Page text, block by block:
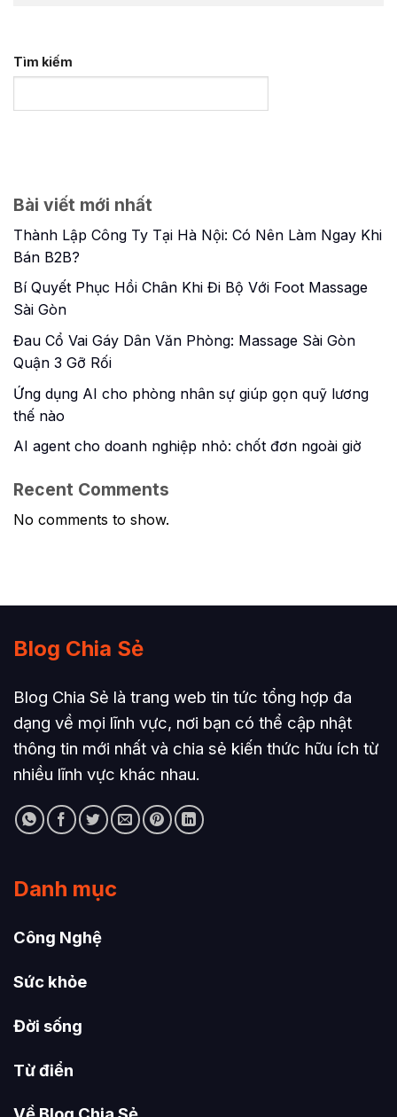
Tìm kiếm
Bài viết mới nhất
Thành Lập Công Ty Tại Hà Nội: Có Nên Làm Ngay Khi
Bán B2B?
Bí Quyết Phục Hồi Chân Khi Đi Bộ Với Foot Massage
Sài Gòn
Đau Cổ Vai Gáy Dân Văn Phòng: Massage Sài Gòn
Quận 3 Gỡ Rối
Ứng dụng AI cho phòng nhân sự giúp gọn quỹ lương
thế nào
AI agent cho doanh nghiệp nhỏ: chốt đơn ngoài giờ
Recent Comments
No comments to show.
Blog Chia Sẻ
Blog Chia Sẻ là trang web tin tức tổng hợp đa
dạng về mọi lĩnh vực, nơi bạn có thể cập nhật
thông tin mới nhất và chia sẻ kiến thức hữu ích từ
nhiều lĩnh vực khác nhau.
Danh mục
Công Nghệ
Sức khỏe
Đời sống
Từ điển